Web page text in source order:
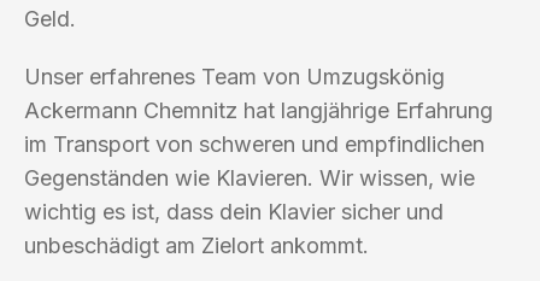
Geld.
Unser erfahrenes Team von Umzugskönig
Ackermann Chemnitz hat langjährige Erfahrung
im Transport von schweren und empfindlichen
Gegenständen wie Klavieren. Wir wissen, wie
wichtig es ist, dass dein Klavier sicher und
unbeschädigt am Zielort ankommt.